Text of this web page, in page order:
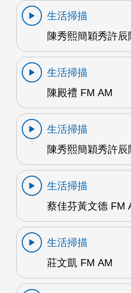
生活掃描
陳秀熙簡穎秀許
生活掃描
陳殿禮 FM AM
生活掃描
陳秀熙簡穎秀許辰
生活掃描
蔡佳芬黃文德 FM
生活掃描
莊文凱 FM AM